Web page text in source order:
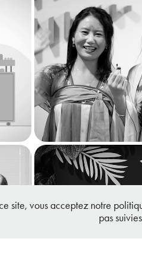
Rennes
-
Les
Logotype et
site, vous acceptez notre
pas